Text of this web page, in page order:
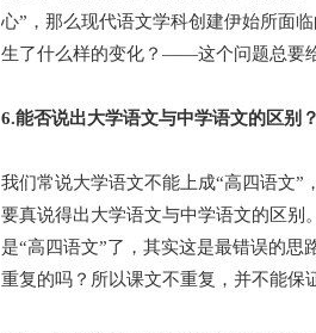
心”，那么现代语文学科创建伊始所面
生了什么样的变化？——这个问题总要
6.能否说出大学语文与中学语文的区别
我们常说大学语文不能上成“高四语文”
要真说得出大学语文与中学语文的区别
是“高四语文”了，其实这是最错误的
重复的吗？所以课文不重复，并不能保